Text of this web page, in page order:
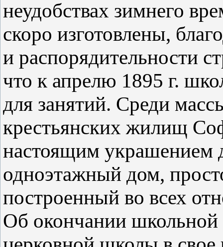
неудобствах зимнего
скоро изготовлены,
и распорядительности
что к апрелю 1895 г.
для занятий. Среди
крестьянских жилищ
настоящим украшением
одноэтажный дом,
построенный во всех
Об окончании школьной